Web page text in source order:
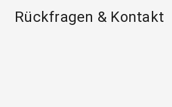
Rückfragen & Kontakt